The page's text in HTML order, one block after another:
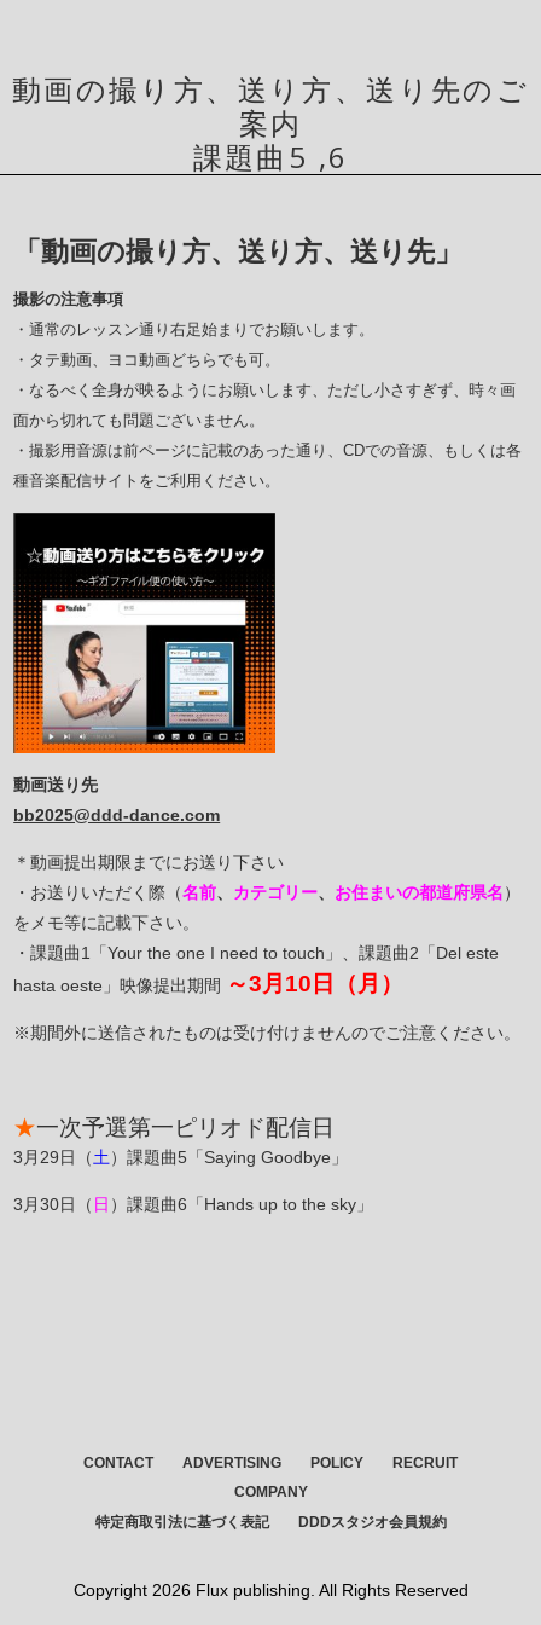
動画の撮り方、送り方、送り先のご
案内
課題曲5 ,6
「動画の撮り方、送り方、送り先」
撮影の注意事項
・通常のレッスン通り右足始まりでお願いします。
・タテ動画、ヨコ動画どちらでも可。
・なるべく全身が映るようにお願いします、ただし小さすぎず、時々画
面から切れても問題ございません。
・撮影用音源は前ページに記載のあった通り、CDでの音源、もしくは各
種音楽配信サイトをご利用ください。
動画送り先
bb2025@ddd-dance.com
＊動画提出期限までにお送り下さい
・お送りいただく際（名前、 カテゴリー、 お住まいの都道府県名）
をメモ等に記載下さい。
・課題曲1「Your the one I need to touch」、課題曲2「Del este
hasta oeste」映像提出期間
～3月10日（月）
※期間外に送信されたものは受け付けませんのでご注意ください。
★一次予選第一ピリオド配信日
3月29日（土）課題曲5「Saying Goodbye」
3月30日（ 日 ）課題曲6「Hands up to the sky」
CONTACT ADVERTISING POLICY
RECRUIT
COMPANY
特定商取引法に基づく表記
DDDスタジオ会員規約
Copyright 2026 Flux publishing. All Rights Reserved